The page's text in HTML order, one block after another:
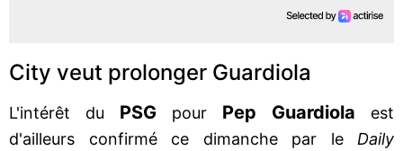
City veut prolonger Guardiola
L'intérêt du PSG pour Pep Guardiola est
d'ailleurs confirmé ce dimanche par le Daily